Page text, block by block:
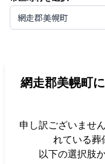
アフターサポート
会社概要
千葉県
北海道エリア
網走郡美幌町
網走郡美幌町
申し訳ございません
れている葬
以下の選択肢